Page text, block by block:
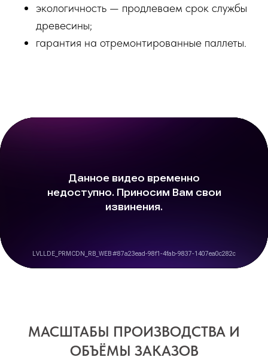
экологичность — продлеваем срок службы
древесины;
гарантия на отремонтированные паллеты.
МАСШТАБЫ ПРОИЗВОДСТВА И
ОБЪЁМЫ ЗАКАЗОВ